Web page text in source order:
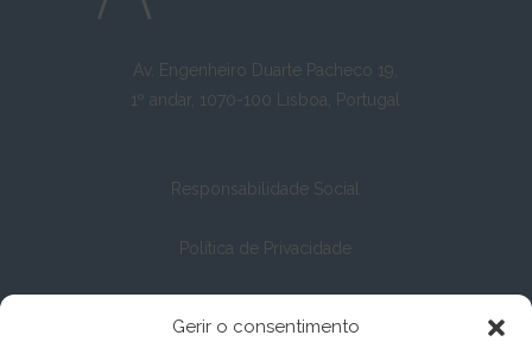
Gerir o consentimento
Av. Engenheiro Duarte Pacheco 19,
1º andar, 1070-100 Lisboa, Portugal
Responsabilidade Social
Política de Privacidade